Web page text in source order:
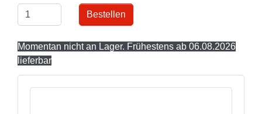
Bestellen
Momentan nicht an Lager. Frühestens ab 06.08.2026
lieferbar